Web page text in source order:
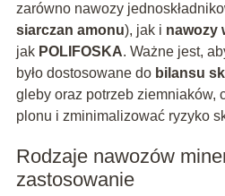
zarówno nawozy
siarczan amonu), jak i nawozy
jak POLIFOSKA. Ważne jest,
było dostosowane do bilansu
gleby oraz potrzeb ziemniaków,
plonu i zminimalizować ryzyko
Rodzaje nawozów
zastosowanie